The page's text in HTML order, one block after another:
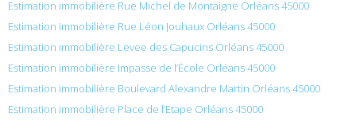
Estimation immobilière Rue Michel de Montaigne Orléans 45000
Estimation immobilière Rue Léon Jouhaux Orléans 45000
Estimation immobilière Levee des Capucins Orléans 45000
Estimation immobilière Impasse de l’École Orléans 45000
Estimation immobilière Boulevard Alexandre Martin Orléans 45000
Estimation immobilière Place de l’Etape Orléans 45000